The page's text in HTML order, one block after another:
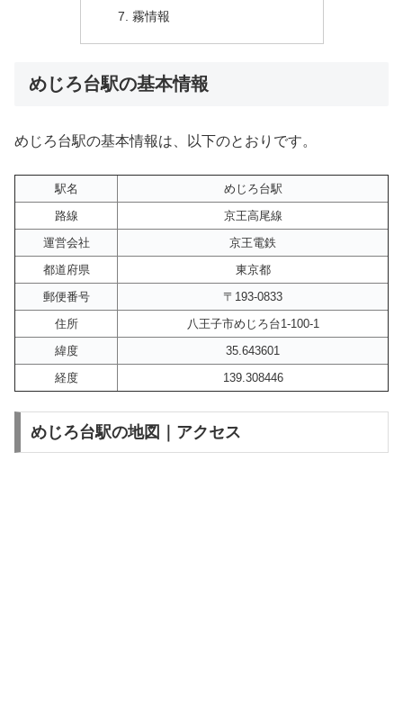
霧情報
めじろ台駅の基本情報
めじろ台駅の基本情報は、以下のとおりです。
駅名
めじろ台駅
路線
京王高尾線
運営会社
京王電鉄
都道府県
東京都
郵便番号
〒193-0833
住所
八王子市めじろ台1-100-1
緯度
35.643601
経度
139.308446
めじろ台駅の地図｜アクセス